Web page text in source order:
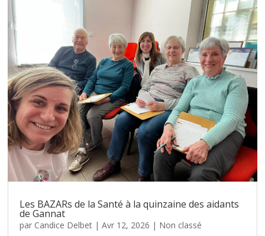
Les BAZARs de la Santé à la quinzaine des aidants
de Gannat
par Candice Delbet |Avr 12, 2026 | Non classé